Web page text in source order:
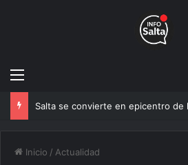
Menú
Inicio / Actualidad